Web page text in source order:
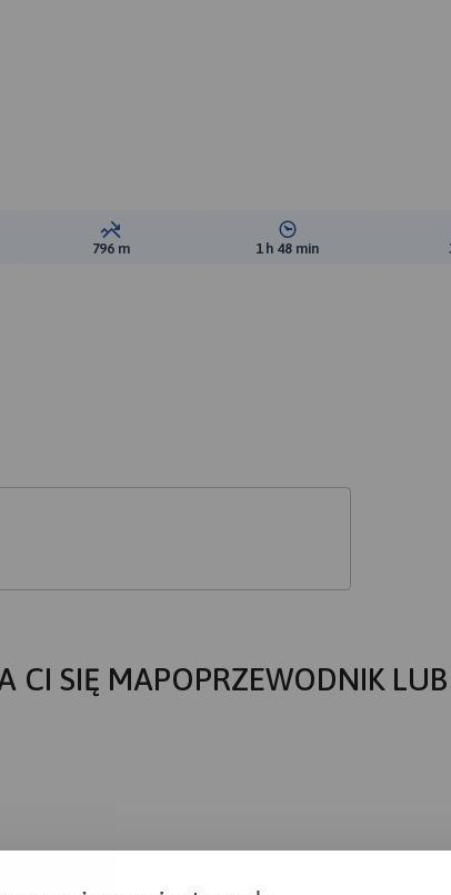
Suma spadków:
796 m Średni czas potrzebny
1 h 48 min
CI SIĘ MAPOPRZEWODNIK